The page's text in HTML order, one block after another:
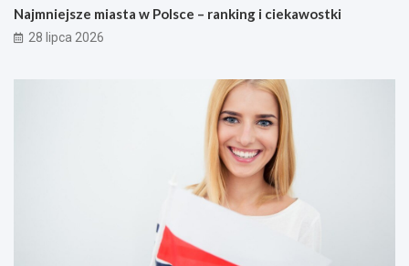
Najmniejsze miasta w Polsce – ranking i ciekawostki
28 lipca 2026